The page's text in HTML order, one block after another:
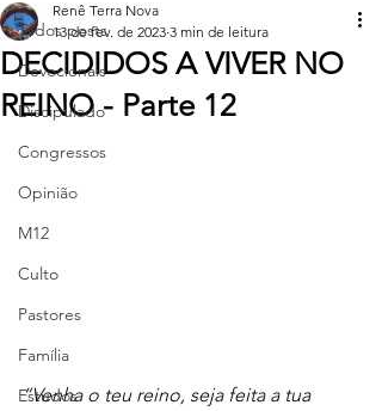
Todos posts
Devocionais
Discipulado
Congressos
Opinião
M12
Culto
Pastores
Família
Estudos
DECIDIDOS A VIVER NO
REINO - Parte 12
Renê Terra Nova
13 de fev. de 2023 3 min de leitura
“Venha o teu reino, seja feita a tua